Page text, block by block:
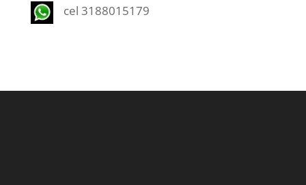
cel 3188015179